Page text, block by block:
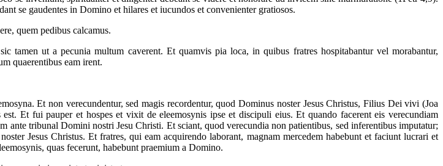
se gaudentes in Domino et hilares et iucundos et convenienter gratiosos.
quem pedibus calcamus.
tamen ut a pecunia multum caverent. Et quamvis pia loca, in quibus fratres hospitabantur vel morabantur,
quaerentibus eam irent.
Et non verecundentur, sed magis recordentur, quod Dominus noster Jesus Christus, Filius Dei vivi (Joa
Et fui pauper et hospes et vixit de eleemosynis ipse et discipuli eius. Et quando facerent eis verecundiam
ante tribunal Domini nostri Jesu Christi. Et sciant, quod verecundia non patientibus, sed inferentibus imputatur;
Jesus Christus. Et fratres, qui eam acquirendo laborant, magnam mercedem habebunt et faciunt lucrari et
quas fecerunt, habebunt praemium a Domino.